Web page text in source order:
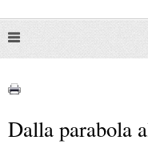
Dalla parabola